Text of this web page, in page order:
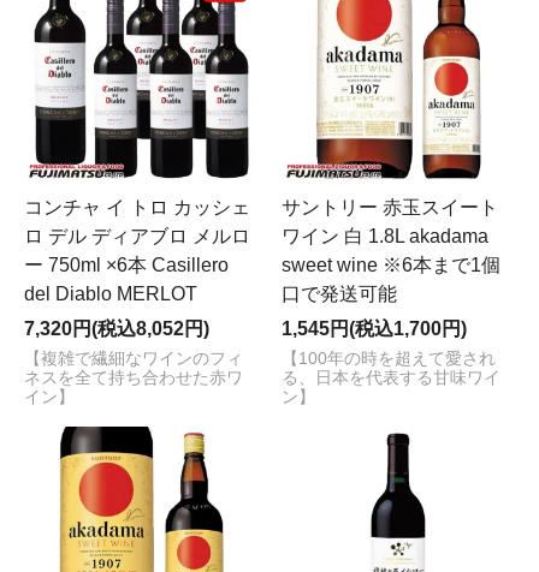
コンチャ イ トロ カッシェ
ロ デル ディアブロ メルロ
ー 750ml ×6本 Casillero
del Diablo MERLOT
7,320円(税込8,052円)
【複雑で繊細なワインのフィ
ネスを全て持ち合わせた赤ワ
イン】
サントリー 赤玉スイート
ワイン 白 1.8L akadama
sweet wine ※6本まで1個
口で発送可能
1,545円(税込1,700円)
【100年の時を超えて愛され
る、日本を代表する甘味ワイ
ン】